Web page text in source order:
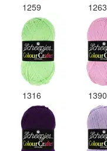
1259 1263
1316 1390